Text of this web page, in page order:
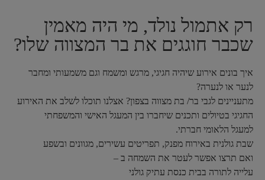
רק אתמול נולד, מי היה מאמין
שכבר חוגגים את בר המצווה שלו?
איך בונים אירוע שיהיה חגיגי, מרגש ומשמח וגם משמעותי ומחבר
לנער או לנערה?
מתעניינים לגבי בר/ בת מצווה בצפון? אצלנו תוכלו לשלב את האירוע
החגיגי בטיולים ותכנים שיחברו בין המעגל האישי והמשפחתי
למעגל הלאומי חברתי.
שבת גולנית באירוח מפנק, תפריטים עשירים, מגוונים ובשפע
ואם תרצו אפשר לעטר את השמחה ב –
עלייה לתורה בבית כנסת עתיק גולני